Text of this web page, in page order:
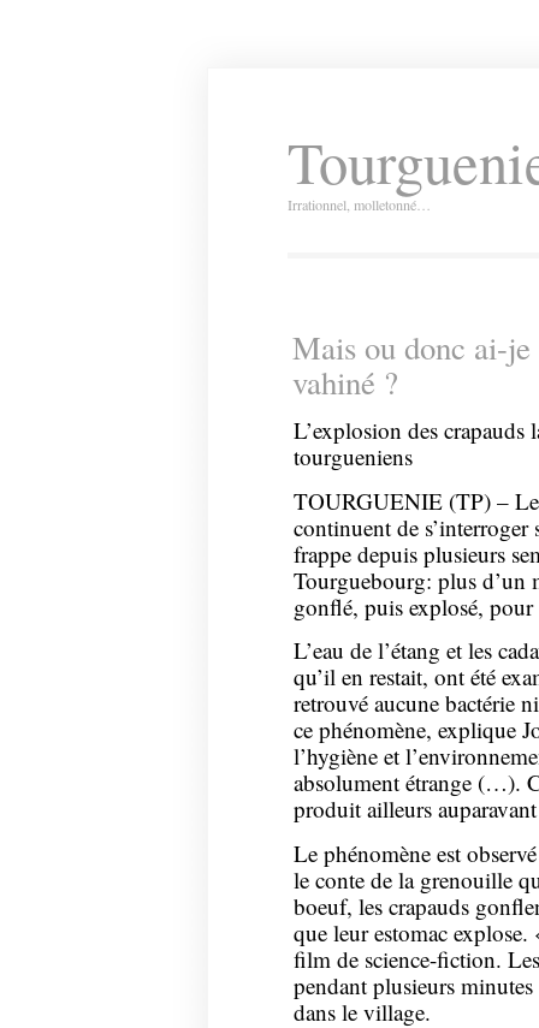
Irrationnel, molletonné…
Mais ou donc ai-
vahiné ?
L’explosion des
tourgueniens
TOURGUENIE (TP) –
continuent de
frappe depuis plusieurs
Tourguebourg: plus d’un
gonflé, puis explosé,
L’eau de l’étang et les
qu’il en restait, ont été
retrouvé aucune bactérie
ce phénomène, explique
l’hygiène et
absolument étrange (…).
produit ailleurs
Le phénomène est
le conte de la grenouille
boeuf, les crapauds
que leur estomac explose.
film de science-fiction.
pendant plusieurs
dans le village.